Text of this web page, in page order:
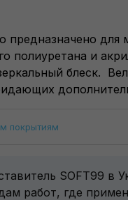
предназначено
полиуретана и
блеск.
покрытиям
SOFT99
работ, где